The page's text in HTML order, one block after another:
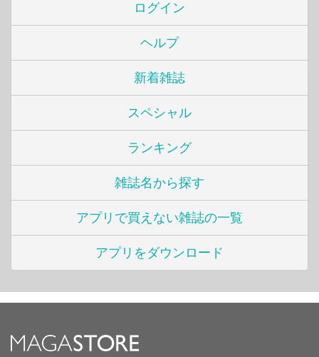
ログイン
ヘルプ
新着雑誌
スペシャル
ランキング
雑誌名から探す
アプリで買えない雑誌の一覧
アプリをダウンロード